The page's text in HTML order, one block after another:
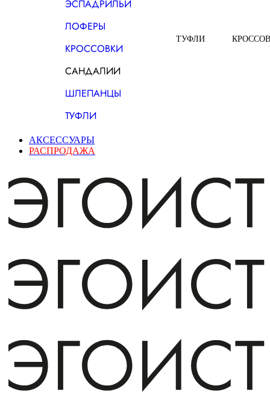
ЭСПАДРИЛЬИ
ЛОФЕРЫ
КРОССОВКИ
САНДАЛИИ
ШЛЕПАНЦЫ
ТУФЛИ
ТУФЛИ
АКСЕССУАРЫ
РАСПРОДАЖА